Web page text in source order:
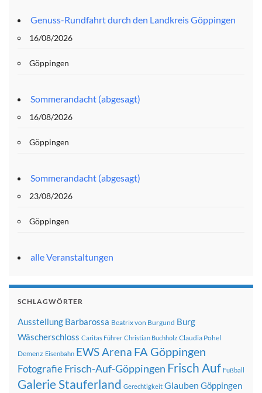
Genuss-Rundfahrt durch den Landkreis Göppingen
16/08/2026
Göppingen
Sommerandacht (abgesagt)
16/08/2026
Göppingen
Sommerandacht (abgesagt)
23/08/2026
Göppingen
alle Veranstaltungen
SCHLAGWÖRTER
Ausstellung Barbarossa Beatrix von Burgund Burg
Wäscherschloss Caritas Führer Christian Buchholz Claudia Pohel
Demenz Eisenbahn EWS Arena FA Göppingen
FotografieFrisch-Auf-Göppingen Frisch Auf Fußball
Galerie Stauferland Gerechtigkeit Glauben Göppingen